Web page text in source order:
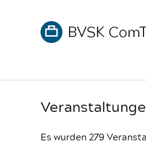
Es wurden 279